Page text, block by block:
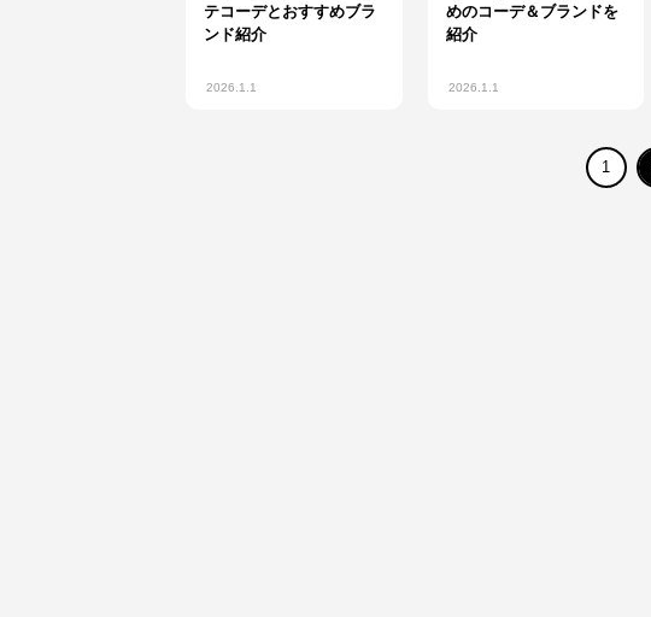
テコーデとおすすめブラ
ンド紹介
2026.1.1
めのコーデ＆ブランドを
紹介
2026.1.1
1